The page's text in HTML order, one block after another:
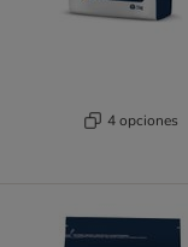
4 opciones